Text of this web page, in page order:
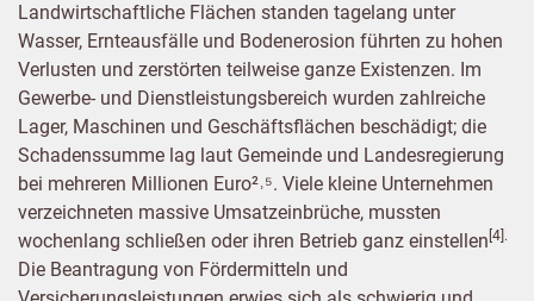
Landwirtschaftliche Flächen standen tagelang unter
Wasser, Ernteausfälle und Bodenerosion führten zu hohen
Verlusten und zerstörten teilweise ganze Existenzen. Im
Gewerbe- und Dienstleistungsbereich wurden zahlreiche
Lager, Maschinen und Geschäftsflächen beschädigt; die
Schadenssumme lag laut Gemeinde und Landesregierung
bei mehreren Millionen Euro²˒⁵. Viele kleine Unternehmen
verzeichneten massive Umsatzeinbrüche, mussten
wochenlang schließen oder ihren Betrieb ganz einstellen [4].
Die Beantragung von Fördermitteln und